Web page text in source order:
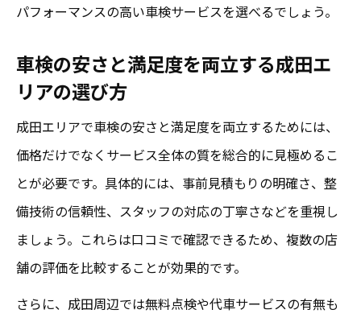
パフォーマンスの高い車検サービスを選べるでしょう。
車検の安さと満足度を両立する成田エ
リアの選び方
成田エリアで車検の安さと満足度を両立するためには、
価格だけでなくサービス全体の質を総合的に見極めるこ
とが必要です。具体的には、事前見積もりの明確さ、整
備技術の信頼性、スタッフの対応の丁寧さなどを重視し
ましょう。これらは口コミで確認できるため、複数の店
舗の評価を比較することが効果的です。
さらに、成田周辺では無料点検や代車サービスの有無も